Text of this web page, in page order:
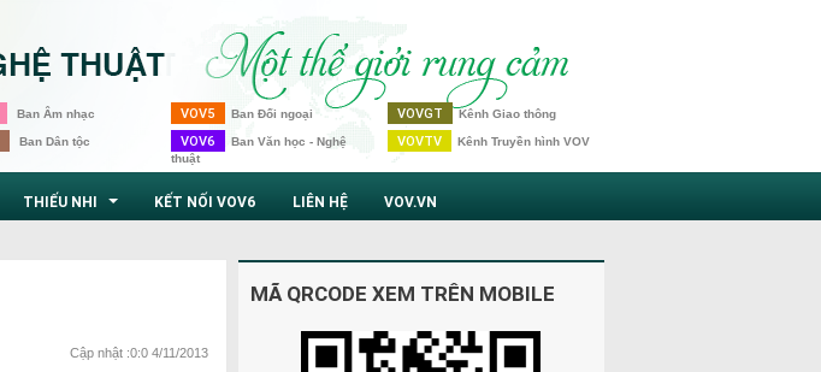
Ban Âm nhạc
Ban Dân tộc
VOV5 Ban Đối ngoại
VOV6 Ban Văn học - Nghệ
thuật
VOVGT Kênh Giao thông
VOVTV Kênh Truyền hình VOV
THIẾU NHI KẾT NỐI VOV6 LIÊN HỆ VOV.VN
Cập nhật :0:0 4/11/2013
MÃ QRCODE XEM TRÊN MOBILE